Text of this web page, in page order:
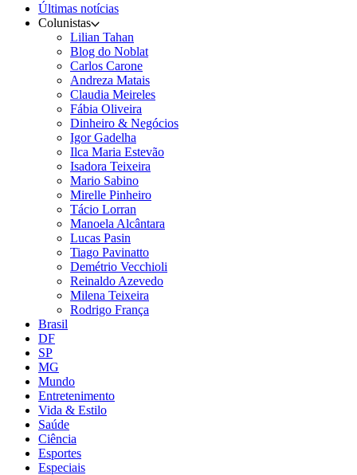
Últimas notícias
Colunistas
Lilian Tahan
Blog do Noblat
Carlos Carone
Andreza Matais
Claudia Meireles
Fábia Oliveira
Dinheiro & Negócios
Igor Gadelha
Ilca Maria Estevão
Isadora Teixeira
Mario Sabino
Mirelle Pinheiro
Tácio Lorran
Manoela Alcântara
Lucas Pasin
Tiago Pavinatto
Demétrio Vecchioli
Reinaldo Azevedo
Milena Teixeira
Rodrigo França
Brasil
DF
SP
MG
Mundo
Entretenimento
Vida & Estilo
Saúde
Ciência
Esportes
Especiais